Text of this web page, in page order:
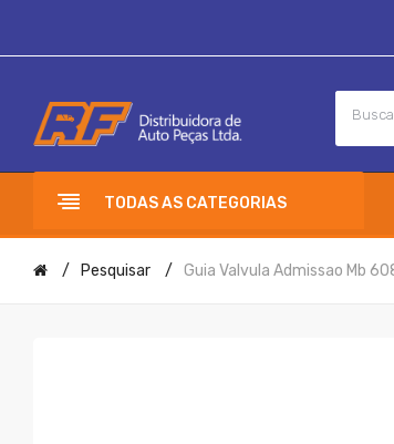
TODAS AS CATEGORIAS
Pesquisar Guia Valvula Admissao Mb